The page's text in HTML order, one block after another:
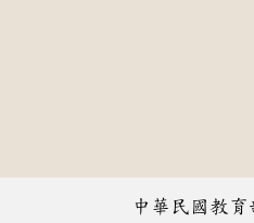
中華民國教